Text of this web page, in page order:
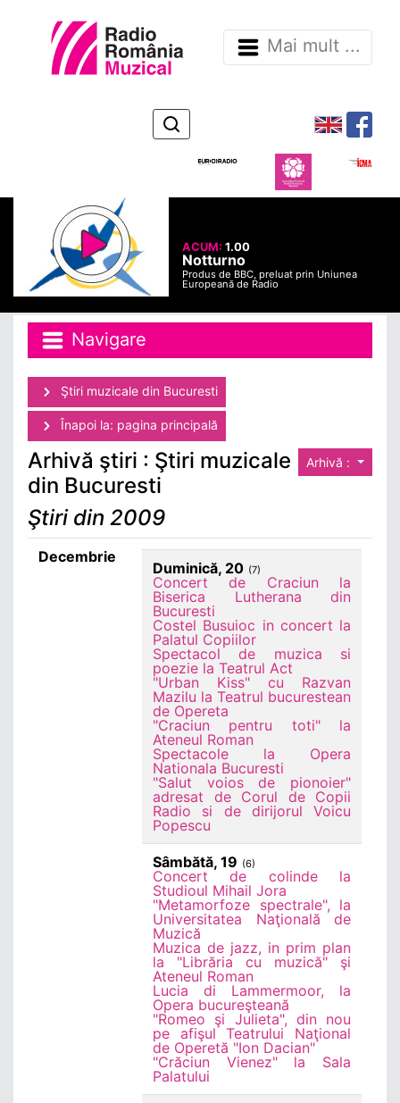
Mai mult ...
ACUM:1.00
Notturno
Produs de BBC, preluat prin Uniunea
Europeană de Radio
Navigare
Ştiri muzicale din Bucuresti
Înapoi la: pagina principală
Arhivă :
Arhivă ştiri : Ştiri muzicale
din Bucuresti
Ştiri din 2009
Decembrie
Duminică, 20 (7)
Concert de Craciun la
Biserica Lutherana din
Bucuresti
Costel Busuioc in concert la
Palatul Copiilor
Spectacol de muzica si
poezie la Teatrul Act
"Urban Kiss" cu Razvan
Mazilu la Teatrul bucurestean
de Opereta
"Craciun pentru toti" la
Ateneul Roman
Spectacole la Opera
Nationala Bucuresti
"Salut voios de pionoier"
adresat de Corul de Copii
Radio si de dirijorul Voicu
Popescu
Sâmbătă, 19 (6)
Concert de colinde la
Studioul Mihail Jora
"Metamorfoze spectrale", la
Universitatea Naţională de
Muzică
Muzica de jazz, in prim plan
la "Librăria cu muzică" şi
Ateneul Roman
Lucia di Lammermoor, la
Opera bucureşteană
"Romeo şi Julieta", din nou
pe afişul Teatrului Naţional
de Operetă "Ion Dacian"
"Crăciun Vienez" la Sala
Palatului